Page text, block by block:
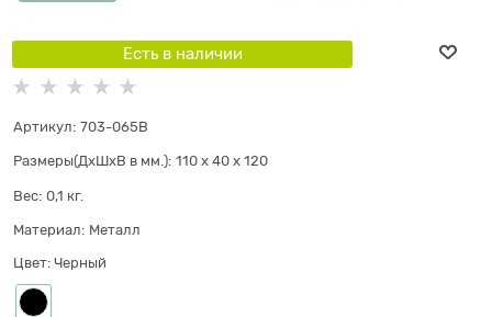
Есть в наличии
Артикул: 703-065B
Размеры(ДхШхВ в мм.): 110 x 40 x 120
Вес: 0,1 кг.
Материал: Металл
Цвет: Черный